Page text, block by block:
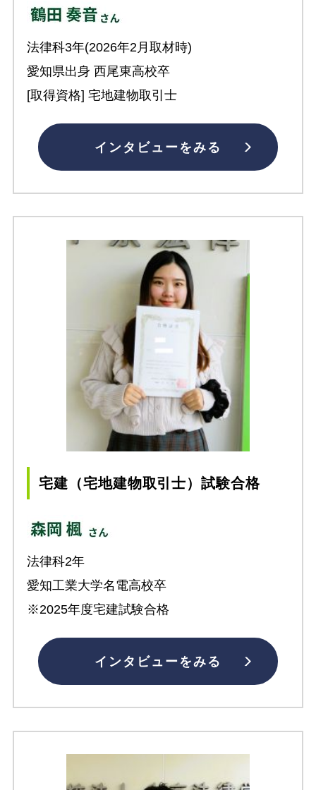
法律科3年(2026年2月取材時)
愛知県出身 西尾東高校卒
[取得資格] 宅地建物取引士
インタビューをみる
宅建（宅地建物取引士）試験合格
法律科2年
愛知工業大学名電高校卒
※2025年度宅建試験合格
インタビューをみる